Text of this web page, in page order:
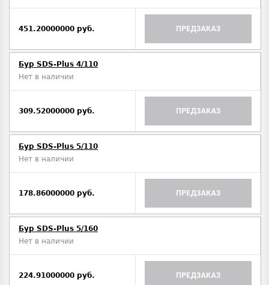
451.20000000 руб. ПРЕДЗАКАЗ
Бур SDS-Plus 4/110
Нет в наличии
309.52000000 руб. ПРЕДЗАКАЗ
Бур SDS-Plus 5/110
Нет в наличии
178.86000000 руб. ПРЕДЗАКАЗ
Бур SDS-Plus 5/160
Нет в наличии
224.91000000 руб. ПРЕДЗАКАЗ